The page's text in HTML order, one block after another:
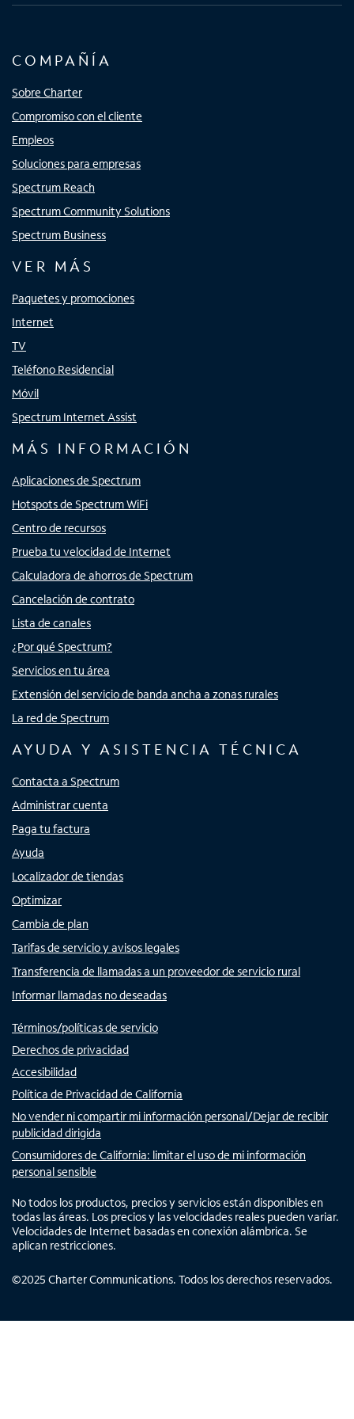
COMPAÑÍA
Sobre Charter
Compromiso con el cliente
Empleos
Soluciones para empresas
Spectrum Reach
Spectrum Community Solutions
Spectrum Business
VER MÁS
Paquetes y promociones
Internet
TV
Teléfono Residencial
Móvil
Spectrum Internet Assist
MÁS INFORMACIÓN
Aplicaciones de Spectrum
Hotspots de Spectrum WiFi
Centro de recursos
Prueba tu velocidad de Internet
Calculadora de ahorros de Spectrum
Cancelación de contrato
Lista de canales
¿Por qué Spectrum?
Servicios en tu área
Extensión del servicio de banda ancha a zonas rurales
La red de Spectrum
AYUDA Y ASISTENCIA TÉCNICA
Contacta a Spectrum
Administrar cuenta
Paga tu factura
Ayuda
Localizador de tiendas
Optimizar
Cambia de plan
Tarifas de servicio y avisos legales
Transferencia de llamadas a un proveedor de servicio rural
Informar llamadas no deseadas
Términos/políticas de servicio
Derechos de privacidad
Accesibilidad
Política de Privacidad de California
No vender ni compartir mi información personal/Dejar de recibir
publicidad dirigida
Consumidores de California: limitar el uso de mi información
personal sensible
No todos los productos, precios y servicios están disponibles en
todas las áreas. Los precios y las velocidades reales pueden variar.
Velocidades de Internet basadas en conexión alámbrica. Se
aplican restricciones.
©2025 Charter Communications. Todos los derechos reservados.